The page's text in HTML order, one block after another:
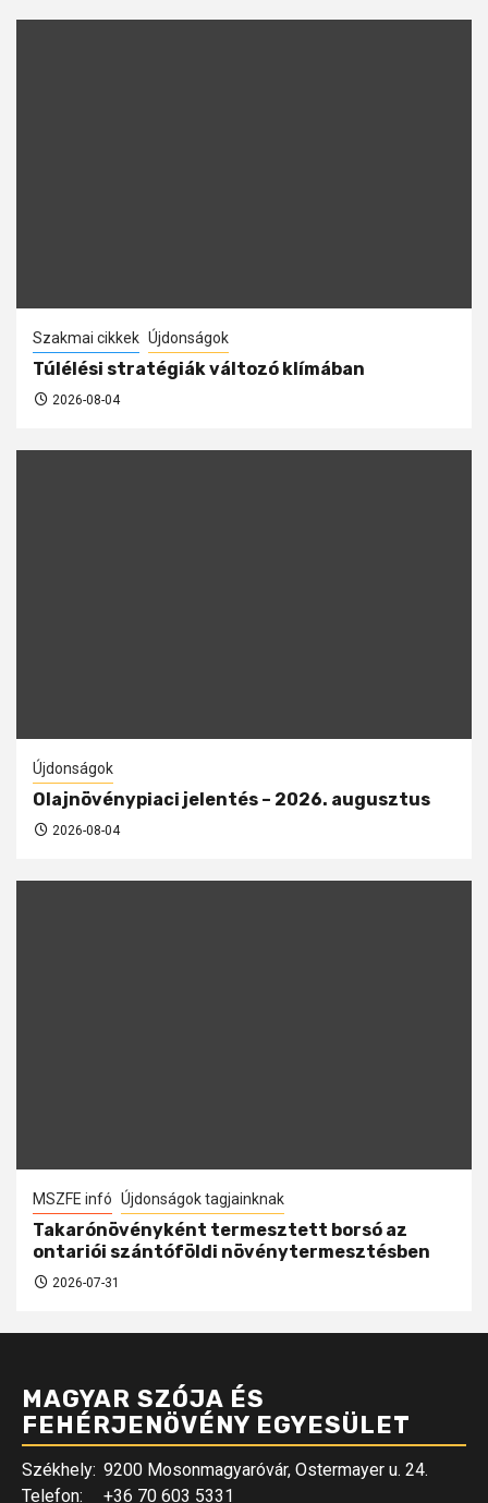
Szakmai cikkek Újdonságok
Túlélési stratégiák változó klímában
2026-08-04
Újdonságok
Olajnövénypiaci jelentés – 2026. augusztus
2026-08-04
MSZFE infó Újdonságok tagjainknak
Takarónövényként termesztett borsó az
ontariói szántóföldi növénytermesztésben
2026-07-31
MAGYAR SZÓJA ÉS
FEHÉRJENÖVÉNY EGYESÜLET
Székhely: 9200 Mosonmagyaróvár, Ostermayer u. 24.
Telefon:
+36 70 603 5331